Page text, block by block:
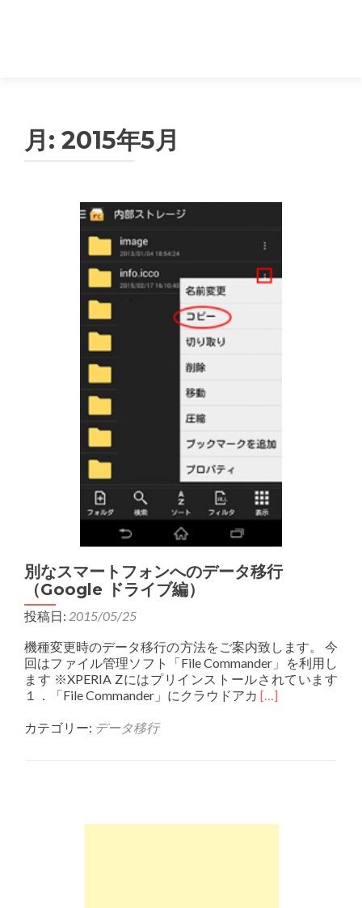
月: 2015年5月
別なスマートフォンへのデータ移行
（Google ドライブ編）
投稿日: 2015/05/25
機種変更時のデータ移行の方法をご案内致します。 今
回はファイル管理ソフト「File Commander」を利用し
ます ※XPERIA Zにはプリインストールされています
１．「File Commander」にクラウドアカ Read
ト
[…]
カテゴリー: データ移行